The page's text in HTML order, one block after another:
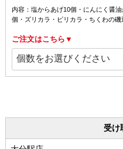
内容：塩からあげ10個・にんにく醤
個・ズリカラ・ピリカラ・ちくわの
ご注文はこちら▼
受け